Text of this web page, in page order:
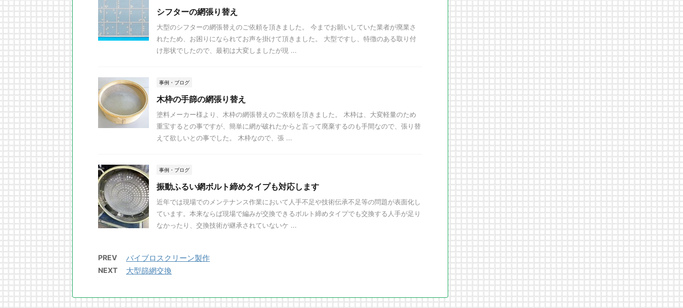
シフターの網張り替え
大型のシフターの網張替えのご依頼を頂きました。 今までお願いしていた業者が廃業さ
れたため、お困りになられてお声を掛けて頂きました。 大型ですし、特徴のある取り付
け形状でしたので、最初は大変しましたが現 ...
事例・ブログ
木枠の手篩の網張り替え
塗料メーカー様より、木枠の網張替えのご依頼を頂きました。 木枠は、大変軽量のため
重宝するとの事ですが、簡単に網が破れたからと言って廃棄するのも手間なので、張り替
えて欲しいとの事でした。 木枠なので、張 ...
事例・ブログ
振動ふるい網ボルト締めタイプも対応します
近年では現場でのメンテナンス作業において人手不足や技術伝承不足等の問題が表面化し
ています。本来ならば現場で編みが交換できるボルト締めタイプでも交換する人手が足り
なかったり、交換技術が継承されていないケ ...
PREV バイブロスクリーン製作
NEXT 大型篩網交換